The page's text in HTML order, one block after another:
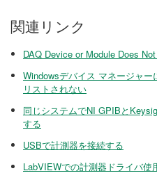
関連リンク
DAQ Device or Module Does
Windowsデバイス マネージャ
リストされない
同じシステムでNI GPIBと
する
USBで計測器を接続する
LabVIEWでの計測器ドライバ使